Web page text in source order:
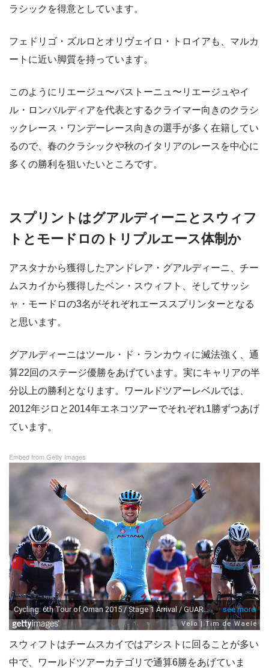
ラシックを得意としています。
フェドリゴ・ズルロとオリヴェイロ・トロイアも、マルカ
ートに近い脚質を持っています。
このようにリエージュ〜バストーニュ〜リエージュやイ
ル・ロンバルディアを代表とするクライマー向きのクラシ
ックレース・ワンデーレース向きの選手が多く在籍してい
るので、春のクラシックや秋のイタリアのレースを中心に
多くの勝利を狙いたいところです。
スプリントはグアルディーニとスウィフ
トとモードロのトリプルエース体制か
アスタナから獲得したアンドレア・グアルディーニ、チー
ムスカイから獲得したベン・スウィフト、そしてサッシ
ャ・モードロの3名がそれぞれエーススプリンターとなる
と思います。
グアルディーニはツール・ド・ランカウィに滅法強く、通
算22回のステージ優勝をあげています。実にキャリアの半
分以上の勝利となります。ワールドツアーレベルでは、
2012年ジロと2014年エネコツアーでそれぞれ1勝ずつあげ
ています。
Embed from Getty Images
スウィフトはチームスカイではアシストに回ることが多い
中で、ワールドツアーカテゴリで通算6勝をあげていま